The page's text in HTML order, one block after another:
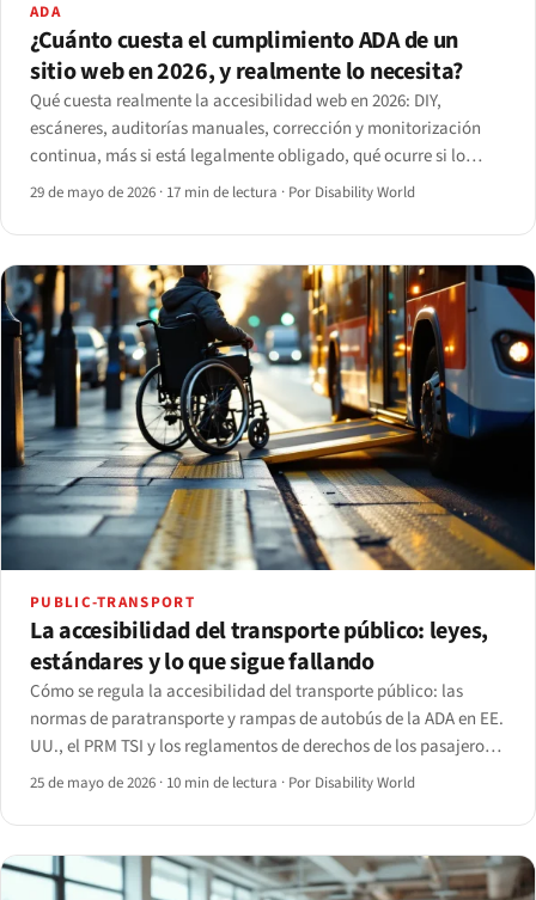
ADA
¿Cuánto cuesta el cumplimiento ADA de un
sitio web en 2026, y realmente lo necesita?
Qué cuesta realmente la accesibilidad web en 2026: DIY,
escáneres, auditorías manuales, corrección y monitorización
continua, más si está legalmente obligado, qué ocurre si lo
ignora y cuándo contratar.
29 de mayo de 2026 · 17 min de lectura · Por Disability World
PUBLIC-TRANSPORT
La accesibilidad del transporte público: leyes,
estándares y lo que sigue fallando
Cómo se regula la accesibilidad del transporte público: las
normas de paratransporte y rampas de autobús de la ADA en EE.
UU., el PRM TSI y los reglamentos de derechos de los pasajeros
de la UE, y el PSVAR del Reino Unido, más las brechas que
25 de mayo de 2026 · 10 min de lectura · Por Disability World